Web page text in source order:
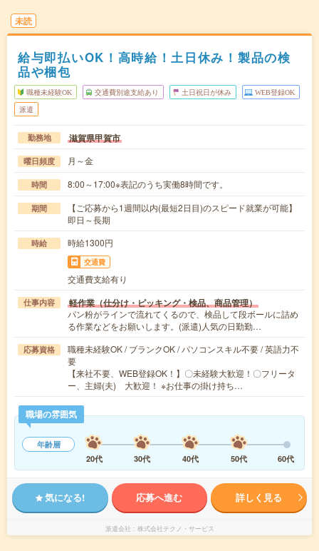
未読
給与即払いOK！高時給！土日休み！製品の検
品や梱包
職種未経験OK 交通費別途支給あり 土日祝日が休み WEB登録OK
派遣
勤務地 滋賀県甲賀市
曜日頻度 月～金
時間 8:00～17:00※表記のうち実働8時間です。
期間
【ご応募から1週間以内(最短2日目)のスピード就業が可能】
即日～長期
時給 時給1300円
交通費
交通費支給有り
仕事内容 軽作業（仕分け・ピッキング・検品、商品管理）
パン粉がラインで流れてくるので、検品して段ボールに詰め
る作業などをお願いします。(派遣)人気の日勤勤…
応募資格
職種未経験OK / ブランクOK / パソコンスキル不要 / 英語力不
要
【来社不要、WEB登録OK！】〇未経験大歓迎！〇フリータ
ー、主婦(夫) 大歓迎！ ※お仕事の掛け持ち…
職場の雰囲気
年齢層
20代
30代 40代 50代 60代
気になる! 応募へ進む 詳しく見る
派遣会社 株式会社テクノ・サービス